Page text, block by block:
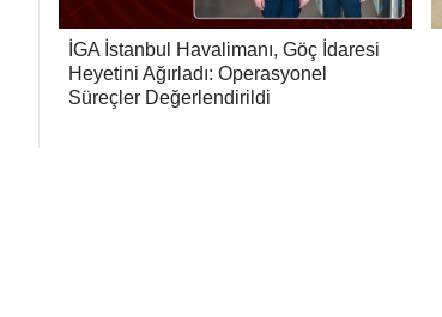
İGA İstanbul Havalimanı, Göç İdaresi
Heyetini Ağırladı: Operasyonel
Süreçler Değerlendirildi